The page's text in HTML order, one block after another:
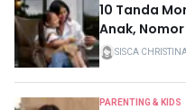
10 Tanda
Anak,
SISCA
PARENTING & KIDS